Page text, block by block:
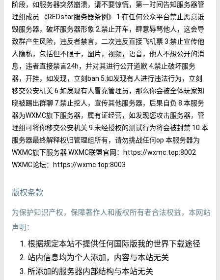
阶段，如服务器突然崩溃，请不要惊慌，第一时间告知服务器管
理组成员 《REDstar服务器条例》 1.在任何公众平台禁止恶意诋
毁服务器，破坏服务器形象 2.禁止开车，肆意辱骂他人，这会导
致群产生风险，违反者禁言，二次违反直接飞机票 3.禁止宣传他
人隐私，包括但不限于，图片，视频，语音，他人不想公开的消
息，违者直接禁言24h，并对其进行公开道歉 4.禁止破坏服务
器，开挂，如发现，立刻ban 5.如发现有人进行违法行为，立刻
移交公安机关 6.如发现有人冒充管理员，那么你会被全体玩家知
晓被踢出群聊 7.禁止挖人，宣传其他服务器，后果自负 8.本服务
器为WXMC旗下服务器，属有证经营，如发现您攻击服务器，管
理组可将你移交公安机关 9.未经授权的测试行为将会被封禁 10.本
服务器最终解释权归管理组所有，请勿挑战任何op 本服务器为
WXMC旗下服务器 WXMC联盟官网：https://wxmc.top:8002
WXMC论坛：https://wxmc.top:8003
版权条款
为保护知识产权，保障著作人和版权所有者合法权益，本网站
声明：
根据规定本站不提供任何国际版我的世界下载途径
站内信息均为个人添加，内容与本站无关
所添加的服务器内部结构与本站无关